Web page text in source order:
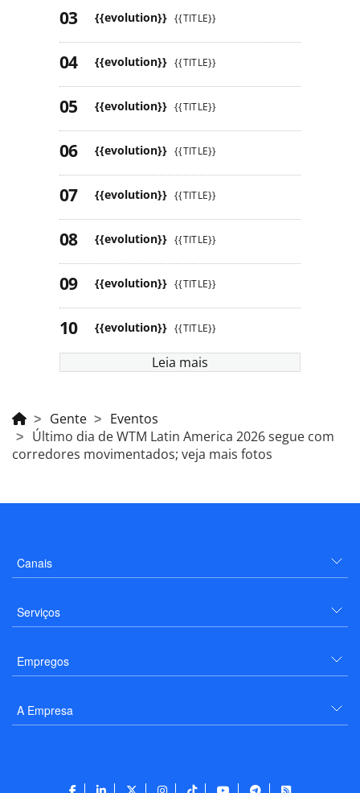
{{evolution}} {{TITLE}}
{{evolution}} {{TITLE}}
{{evolution}} {{TITLE}}
{{evolution}} {{TITLE}}
{{evolution}} {{TITLE}}
{{evolution}} {{TITLE}}
{{evolution}} {{TITLE}}
{{evolution}} {{TITLE}}
Leia mais
Gente
Eventos
Último dia de WTM Latin America 2026 segue com
corredores movimentados; veja mais fotos
Canais
Serviços
Empregos
A Empresa